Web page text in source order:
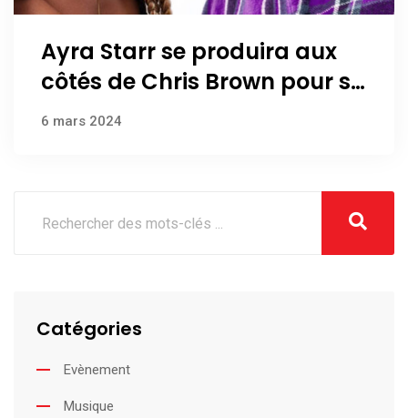
Ayra Starr se produira aux
côtés de Chris Brown pour sa
tournée en Amérique du
6 mars 2024
Catégories
Evènement
Musique